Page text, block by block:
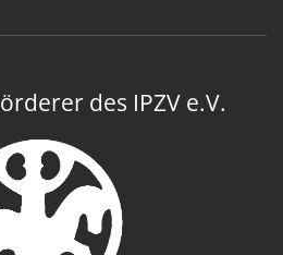
des IPZV e.V.